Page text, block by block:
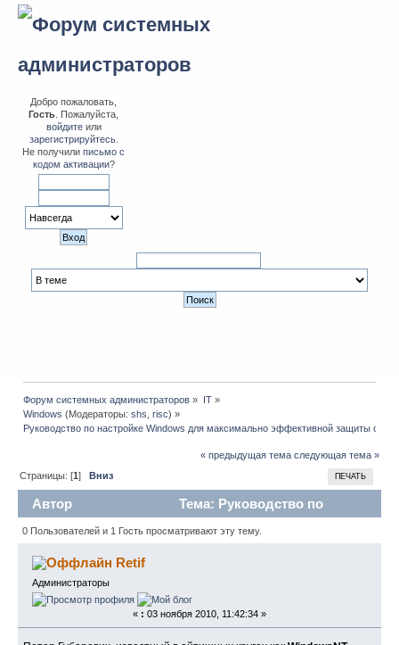
Добро пожаловать,
Гость . Пожалуйста,
войдитеили
зарегистрируйтесь.
Не получилиписьмо с
кодом активации?
Форум системных администраторов » IT»
Windows (Модераторы:shs ,risc) »
Руководство по настройке Windows для максимально эффективной защиты от
« предыдущая тема следующая тема »
ПЕЧАТЬ
Страницы: [1]Вниз
Автор
Тема: Руководство по
настройке Windows для максимально эффективной
защиты от вирусов (Прочитано 56552 раз)
0 Пользователей и 1 Гость просматривают эту тему.
Retif
Администраторы
« : 03 ноября 2010, 11:42:34 »